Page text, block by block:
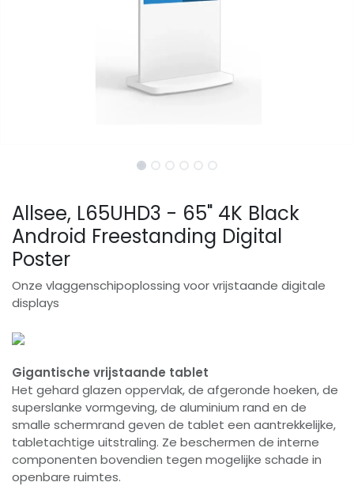
Allsee, L65UHD3 - 65" 4K Black
Android Freestanding Digital
Poster
Onze vlaggenschipoplossing voor vrijstaande digitale
displays
Gigantische vrijstaande tablet
Het gehard glazen oppervlak, de afgeronde hoeken, de
superslanke vormgeving, de aluminium rand en de
smalle schermrand geven de tablet een aantrekkelijke,
tabletachtige uitstraling. Ze beschermen de interne
componenten bovendien tegen mogelijke schade in
openbare ruimtes.